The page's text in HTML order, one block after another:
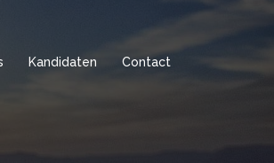
Kandidaten Contact